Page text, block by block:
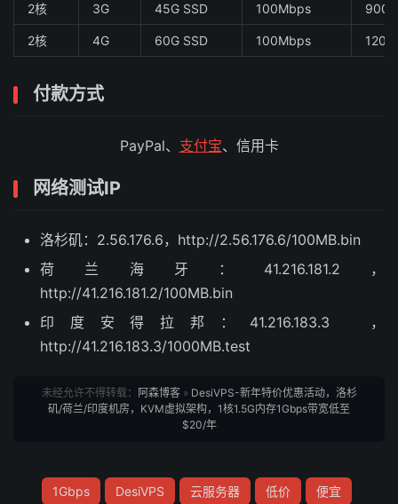
2核 3G 45G SSD 100Mbps
2核 4G 60G SSD 100Mbps
付款方式
PayPal、 支付宝、信用卡
网络测试IP
洛杉矶：2.56.176.6，http://2.56.176.6/100MB.bin
荷兰海牙：41.216.181.2，
http://41.216.181.2/100MB.bin
印度安得拉邦：41.216.183.3 ，
http://41.216.183.3/1000MB.test
未经允许不得转载： 阿森博客» DesiVPS-新年特价优惠活动，洛杉
矶/荷兰/印度机房，KVM虚拟架构，1核1.5G内存1Gbps带宽低至
$20/年
1Gbps DesiVPS 云服务器 低价 便宜